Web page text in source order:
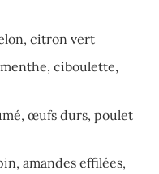
citron vert
ciboulette,
œufs durs, poulet
amandes effilées,